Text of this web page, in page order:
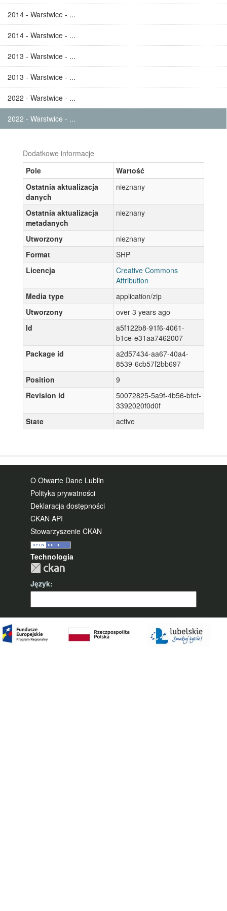
2014 - Warstwice - ...
2014 - Warstwice - ...
2013 - Warstwice - ...
2013 - Warstwice - ...
2022 - Warstwice - ...
2022 - Warstwice - ...
Dodatkowe informacje
Pole
Wartość
Ostatnia aktualizacja
danych
nieznany
Ostatnia aktualizacja
metadanych
nieznany
Utworzony
nieznany
Format
SHP
Licencja
Creative Commons
Attribution
Media type
application/zip
Utworzony
over 3 years ago
Id
a5f122b8-91f6-4061-
b1ce-e31aa7462007
Package id
a2d57434-aa67-40a4-
8539-6cb57f2bb697
Position
9
Revision id
50072825-5a9f-4b56-bfef-
3392020f0d0f
State
active
O Otwarte Dane Lublin
Polityka prywatności
Deklaracja dostępności
CKAN API
Stowarzyszenie CKAN
Technologia
Język